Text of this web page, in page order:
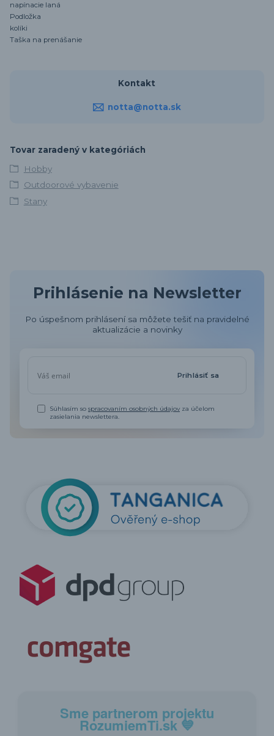
napínacie laná
Podložka
kolíki
Taška na prenášanie
Kontakt
notta@notta.sk
Tovar zaradený v kategóriách
Hobby
Outdoorové vybavenie
Stany
Prihlásenie na Newsletter
Po úspešnom prihlásení sa môžete tešiť na pravidelné
aktualizácie a novinky
Prihlásiť sa
Súhlasím sospracovaním osobných údajov za účelom
zasielania newslettera.
Sme partnerom projektu
RozumiemTi.sk 💙